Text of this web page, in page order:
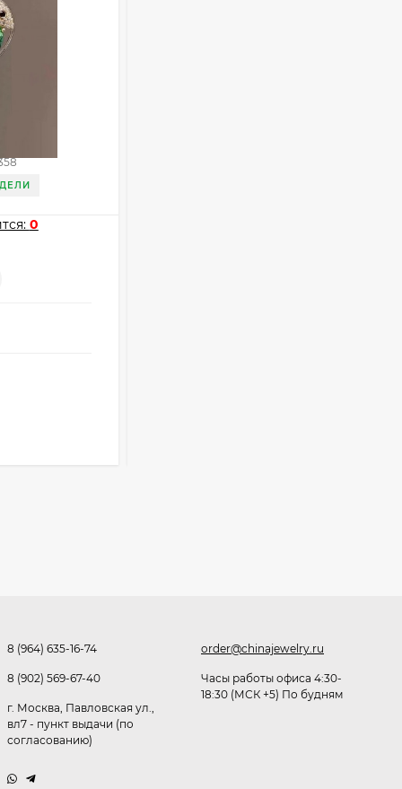
0
Очки P96375
247,30 ₽
199₽
8 (964) 635-16-74
8 (902) 569-67-40
г. Москва, Павловская ул.,
вл7 - пункт выдачи (по
согласованию)
order@chinajewelry.ru
Часы работы офиса 4:30-
18:30 (МСК +5) По будням